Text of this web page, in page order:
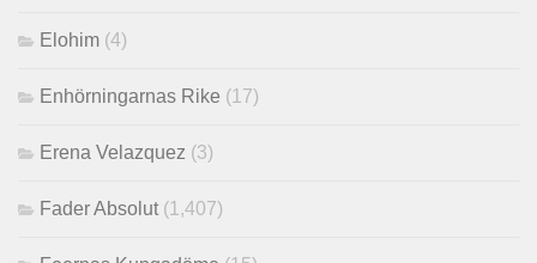
Elohim (4)
Enhörningarnas Rike (17)
Erena Velazquez (3)
Fader Absolut (1,407)